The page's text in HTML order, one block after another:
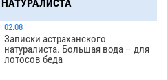
НАТУРАЛИСТА
02.08
Записки астраханского
натуралиста. Большая вода – для
лотосов беда